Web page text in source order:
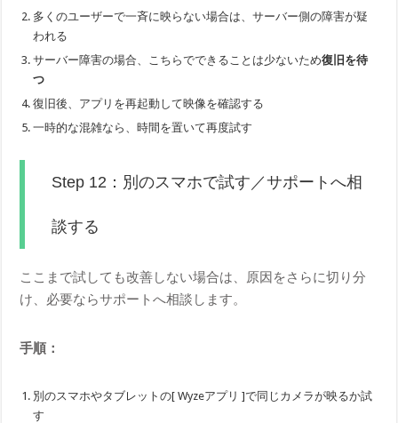
多くのユーザーで一斉に映らない場合は、サーバー側の障害が疑
われる
サーバー障害の場合、こちらでできることは少ないため復旧を待
つ
復旧後、アプリを再起動して映像を確認する
一時的な混雑なら、時間を置いて再度試す
Step 12：別のスマホで試す／サポートへ相
談する
ここまで試しても改善しない場合は、原因をさらに切り分
け、必要ならサポートへ相談します。
手順：
別のスマホやタブレットの[ Wyzeアプリ ]で同じカメラが映るか試
す